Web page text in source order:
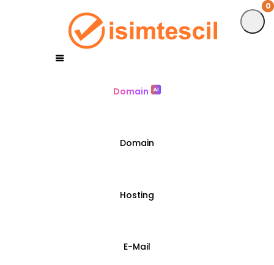
0
Domain
Domain
Hosting
E-Mail
0